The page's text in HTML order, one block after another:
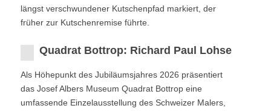
längst verschwundener Kutschenpfad markiert, der
früher zur Kutschenremise führte.
Quadrat Bottrop: Richard Paul Lohse
Als Höhepunkt des Jubiläumsjahres 2026 präsentiert
das Josef Albers Museum Quadrat Bottrop eine
umfassende Einzelausstellung des Schweizer Malers,